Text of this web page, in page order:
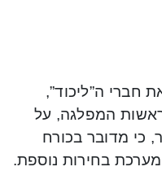
חברי ה”ליכוד”,
המפלגה, על
כי מדובר בכורח
בחירות נוספת.